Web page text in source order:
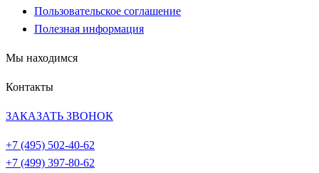
Пользовательское соглашение
Полезная информация
Мы находимся
Контакты
ЗАКАЗАТЬ ЗВОНОК
+7 (495) 502-40-62
+7 (499) 397-80-62